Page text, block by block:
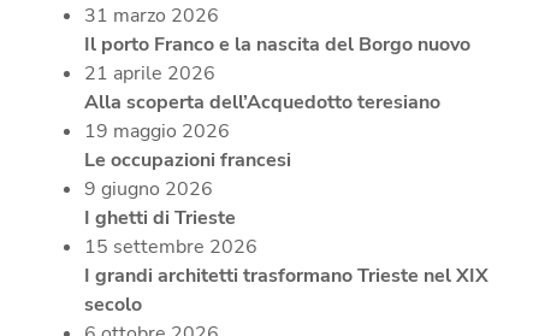
31 marzo 2026
Il porto Franco e la nascita del Borgo nuovo
21 aprile 2026
Alla scoperta dell’Acquedotto teresiano
19 maggio 2026
Le occupazioni francesi
9 giugno 2026
I ghetti di Trieste
15 settembre 2026
I grandi architetti trasformano Trieste nel XIX
secolo